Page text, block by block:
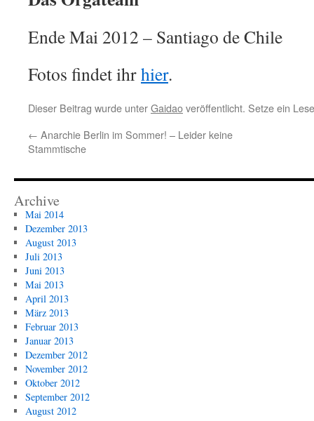
Ende Mai 2012 – Santiago de Chile
Fotos findet ihrhier.
Dieser Beitrag wurde unterGaidaoveröffentlicht. Setze ein
← Anarchie Berlin im Sommer! – Leider keine
Stammtische
Archive
Mai 2014
Dezember 2013
August 2013
Juli 2013
Juni 2013
Mai 2013
April 2013
März 2013
Februar 2013
Januar 2013
Dezember 2012
November 2012
Oktober 2012
September 2012
August 2012